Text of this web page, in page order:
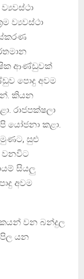
ව්‍යවස්ථා
ආණ්ඩුවක්
පොදු අවම
කියන
රාජපක්ෂලා
යෝජනා කළා.
සුළු
වනවිට
සියලු
අවම
වන බන්දුල
යන